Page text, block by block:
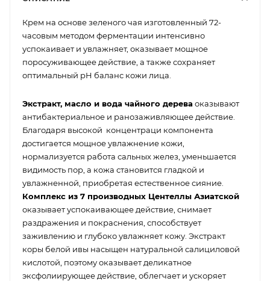
Крем на основе зеленого чая изготовленный 72-
часовым методом ферментации интенсивно
успокаивает и увлажняет, оказывает мощное
поросуживающее действие, а также сохраняет
оптимальный pH баланс кожи лица.
Экстракт, масло и вода чайного дерева оказывают
антибактериальное и ранозаживляющее действие.
Благодаря высокой концентраци компонента
достигается мощное увлажнение кожи,
нормализуется работа сальных желез, уменьшается
видимость пор, а кожа становится гладкой и
увлажненной, приобретая естественное сияние.
Комплекс из 7 производных Центеллы Азиатской
оказывает успокаивающее действие, снимает
раздражения и покраснения, способствует
заживлению и глубоко увлажняет кожу. Экстракт
коры белой ивы насыщен натуральной салициловой
кислотой, поэтому оказывает деликатное
эксфолиирующее действие, облегчает и ускоряет